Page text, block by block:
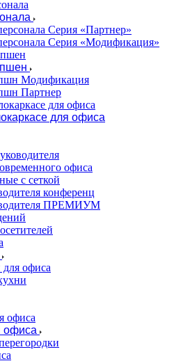
Серия «Партнер»
Серия «Модификация»
Модификация
Партнер
для офиса
офиса
с сеткой
конференц
ПРЕМИУМ
офиса
офиса